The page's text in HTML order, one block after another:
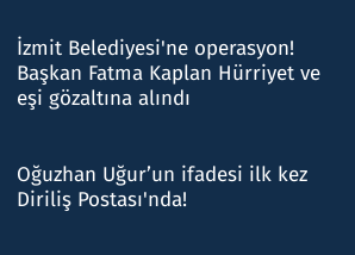
İzmit Belediyesi'ne operasyon!
Başkan Fatma Kaplan Hürriyet ve
eşi gözaltına alındı
Oğuzhan Uğur’un ifadesi ilk kez
Diriliş Postası'nda!